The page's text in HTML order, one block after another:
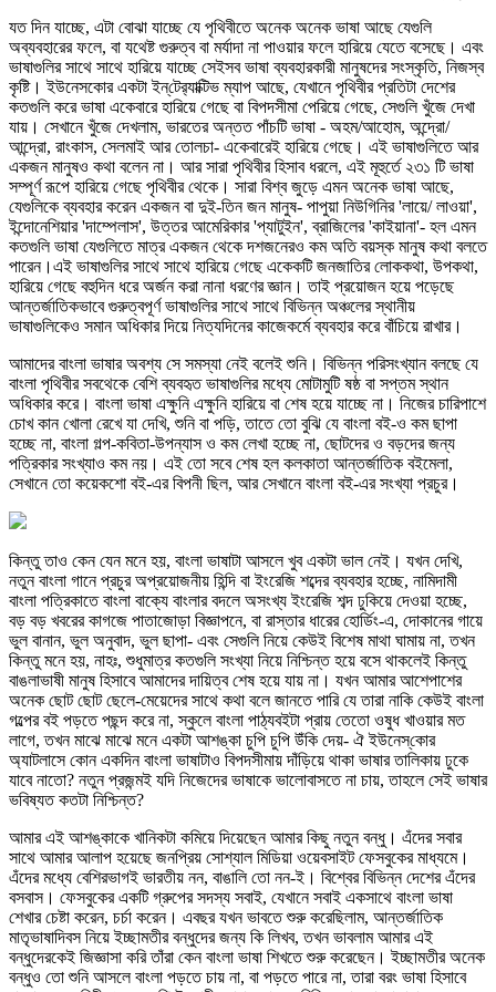
যত দিন যাচ্ছে, এটা বোঝা যাচ্ছে যে পৃথিবীতে অনেক অনেক ভাষা আছে যেগুলি
অব্যবহারের ফলে, বা যথেষ্ট গুরুত্ব বা মর্যাদা না পাওয়ার ফলে হারিয়ে যেতে বসেছে। এবং
ভাষাগুলির সাথে সাথে হারিয়ে যাচ্ছে সেইসব ভাষা ব্যবহারকারী মানুষদের সংস্কৃতি, নিজস্ব
কৃষ্টি। ইউনেসকোর একটা ইন্‌টের‍্যাক্টিভ ম্যাপ আছে, যেখানে পৃথিবীর প্রতিটা দেশের
কতগুলি করে ভাষা একেবারে হারিয়ে গেছে বা বিপদসীমা পেরিয়ে গেছে, সেগুলি খুঁজে দেখা
যায়। সেখানে খুঁজে দেখলাম, ভারতের অন্তত পাঁচটি ভাষা - অহম/আহোম, অন্দ্রো/
আন্দ্রো, রাংকাস, সেলমাই আর তোলচা- একেবারেই হারিয়ে গেছে। এই ভাষাগুলিতে আর
একজন মানুষও কথা বলেন না। আর সারা পৃথিবীর হিসাব ধরলে, এই মূহুর্তে ২৩১ টি ভাষা
সম্পূর্ণ রূপে হারিয়ে গেছে পৃথিবীর থেকে। সারা বিশ্ব জুড়ে এমন অনেক ভাষা আছে,
যেগুলিকে ব্যবহার করেন একজন বা দুই-তিন জন মানুষ- পাপুয়া নিউগিনির 'লায়ে/ লাওয়া',
ইন্দোনেশিয়ার 'দাম্পেলাস', উত্তর আমেরিকার 'প্যাটুইন', ব্রাজিলের 'কাইয়ানা'- হল এমন
কতগুলি ভাষা যেগুলিতে মাত্র একজন থেকে দশজনেরও কম অতি বয়স্ক মানুষ কথা বলতে
পারেন।এই ভাষাগুলির সাথে সাথে হারিয়ে গেছে একেকটি জনজাতির লোককথা, উপকথা,
হারিয়ে গেছে বহুদিন ধরে অর্জন করা নানা ধরণের জ্ঞান। তাই প্রয়োজন হয়ে পড়েছে
আন্তর্জাতিকভাবে গুরুত্বপূর্ণ ভাষাগুলির সাথে সাথে বিভিন্ন অঞ্চলের স্থানীয়
ভাষাগুলিকেও সমান অধিকার দিয়ে নিত্যদিনের কাজেকর্মে ব্যবহার করে বাঁচিয়ে রাখার।
আমাদের বাংলা ভাষার অবশ্য সে সমস্যা নেই বলেই শুনি। বিভিন্ন পরিসংখ্যান বলছে যে
বাংলা পৃথিবীর সবথেকে বেশি ব্যবহৃত ভাষাগুলির মধ্যে মোটামুটি ষষ্ঠ বা সপ্তম স্থান
অধিকার করে। বাংলা ভাষা এক্ষুনি এক্ষুনি হারিয়ে বা শেষ হয়ে যাচ্ছে না। নিজের চারিপাশে
চোখ কান খোলা রেখে যা দেখি, শুনি বা পড়ি, তাতে তো বুঝি যে বাংলা বই-ও কম ছাপা
হচ্ছে না, বাংলা গল্প-কবিতা-উপন্যাস ও কম লেখা হচ্ছে না, ছোটদের ও বড়দের জন্য
পত্রিকার সংখ্যাও কম নয়। এই তো সবে শেষ হল কলকাতা আন্তর্জাতিক বইমেলা,
সেখানে তো কয়েকশো বই-এর বিপনী ছিল, আর সেখানে বাংলা বই-এর সংখ্যা প্রচুর।
কিন্তু তাও কেন যেন মনে হয়, বাংলা ভাষাটা আসলে খুব একটা ভাল নেই। যখন দেখি,
নতুন বাংলা গানে প্রচুর অপ্রয়োজনীয় হিন্দি বা ইংরেজি শব্দের ব্যবহার হচ্ছে, নামিদামী
বাংলা পত্রিকাতে বাংলা বাক্যে বাংলার বদলে অসংখ্য ইংরেজি শব্দ ঢুকিয়ে দেওয়া হচ্ছে,
বড় বড় খবরের কাগজে পাতাজোড়া বিজ্ঞাপনে, বা রাস্তার ধারের হোর্ডিং-এ, দোকানের গায়ে
ভুল বানান, ভুল অনুবাদ, ভুল ছাপা- এবং সেগুলি নিয়ে কেউই বিশেষ মাথা ঘামায় না, তখন
কিন্তু মনে হয়, নাহঃ, শুধুমাত্র কতগুলি সংখ্যা নিয়ে নিশ্চিন্ত হয়ে বসে থাকলেই কিন্তু
বাঙলাভাষী মানুষ হিসাবে আমাদের দায়িত্ব শেষ হয়ে যায় না। যখন আমার আশেপাশের
অনেক ছোট ছোট ছেলে-মেয়েদের সাথে কথা বলে জানতে পারি যে তারা নাকি কেউই বাংলা
গল্পের বই পড়তে পছন্দ করে না, স্কুলে বাংলা পাঠ্যবইটা প্রায় তেতো ওষুধ খাওয়ার মত
লাগে, তখন মাঝে মাঝে মনে একটা আশঙ্কা চুপি চুপি উঁকি দেয়- ঐ ইউনেস্‌কোর
অ্যাটলাসে কোন একদিন বাংলা ভাষাটাও বিপদসীমায় দাঁড়িয়ে থাকা ভাষার তালিকায় ঢুকে
যাবে নাতো? নতুন প্রজন্মই যদি নিজেদের ভাষাকে ভালোবাসতে না চায়, তাহলে সেই ভাষার
ভবিষ্যত কতটা নিশ্চিন্ত?
আমার এই আশঙ্কাকে খানিকটা কমিয়ে দিয়েছেন আমার কিছু নতুন বন্ধু। এঁদের সবার
সাথে আমার আলাপ হয়েছে জনপ্রিয় সোশ্যাল মিডিয়া ওয়েবসাইট ফেসবুকের মাধ্যমে।
এঁদের মধ্যে বেশিরভাগই ভারতীয় নন, বাঙালি তো নন-ই। বিশ্বের বিভিন্ন দেশের এঁদের
বসবাস। ফেসবুকের একটি গ্রুপের সদস্য সবাই, যেখানে সবাই একসাথে বাংলা ভাষা
শেখার চেষ্টা করেন, চর্চা করেন। এবছর যখন ভাবতে শুরু করেছিলাম, আন্তর্জাতিক
মাতৃভাষাদিবস নিয়ে ইচ্ছামতীর বন্ধুদের জন্য কি লিখব, তখন ভাবলাম আমার এই
বন্ধুদেরকেই জিজ্ঞাসা করি তাঁরা কেন বাংলা ভাষা শিখতে শুরু করেছেন। ইচ্ছামতীর অনেক
বন্ধুও তো শুনি আসলে বাংলা পড়তে চায় না, বা পড়তে পারে না, তারা বরং ভাষা হিসাবে